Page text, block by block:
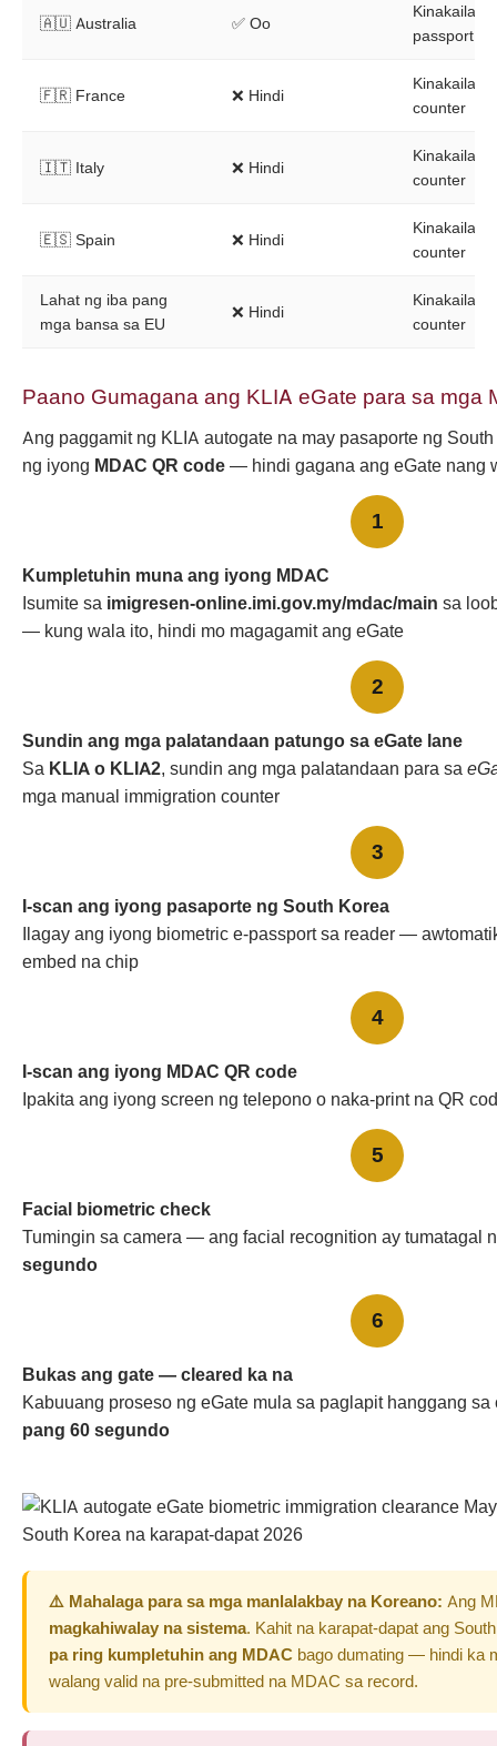
🇦🇺 Australia ✅ Oo
passport
🇫🇷 France ❌ Hindi
counter
🇮🇹 Italy ❌ Hindi
counter
🇪🇸 Spain ❌ Hindi
counter
Lahat ng iba pang
mga bansa sa EU
❌ Hindi
counter
Paano Gumagana ang KLIA eGate para sa mga
Ang paggamit ng KLIA autogate na may pasaporte ng
ng iyong MDAC QR code— hindi gagana ang eGate nang
1
Kumpletuhin muna ang iyong MDAC
Isumite sa imigresen-online.imi.gov.my/mdac/main sa
— kung wala ito, hindi mo magagamit ang eGate
2
Sundin ang mga palatandaan patungo sa eGate lane
Sa KLIA o KLIA2, sundin ang mga palatandaan para sa
mga manual immigration counter
3
I-scan ang iyong pasaporte ng South Korea
Ilagay ang iyong biometric e-passport sa reader —
embed na chip
4
I-scan ang iyong MDAC QR code
Ipakita ang iyong screen ng telepono o naka-print na QR
5
Facial biometric check
Tumingin sa camera — ang facial recognition ay tumatagal
segundo
6
Bukas ang gate — cleared ka na
Kabuuang proseso ng eGate mula sa paglapit hanggang
pang 60 segundo
⚠️ Mahalaga para sa mga manlalakbay na Koreano: Ang
magkahiwalay na sistema. Kahit na karapat-dapat ang
pa ring kumpletuhin ang MDAC bago dumating — hindi ka
walang valid na pre-submitted na MDAC sa record.